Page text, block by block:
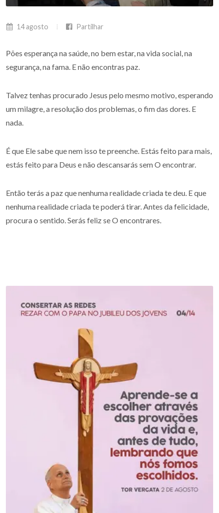
14 agosto Partilhar
Pões esperança na saúde, no bem estar, na vida social, na
segurança, na fama. E não encontras paz.
Talvez tenhas procurado Jesus pelo mesmo motivo, esperando
um milagre, a resolução dos problemas, o fim das dores. E
nada.
É que Ele sabe que nem isso te preenche. Estás feito para mais,
estás feito para Deus e não descansarás sem O encontrar.
Então terás a paz que nenhuma realidade criada te deu. E que
nenhuma realidade criada te poderá tirar. Antes da felicidade,
procura o sentido. Serás feliz se O encontrares.